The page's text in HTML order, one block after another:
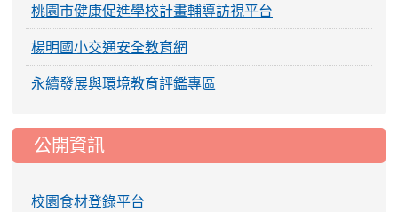
桃園市健康促進學校計畫輔導訪視平台
楊明國小交通安全教育網
永續發展與環境教育評鑑專區
公開資訊
校園食材登錄平台